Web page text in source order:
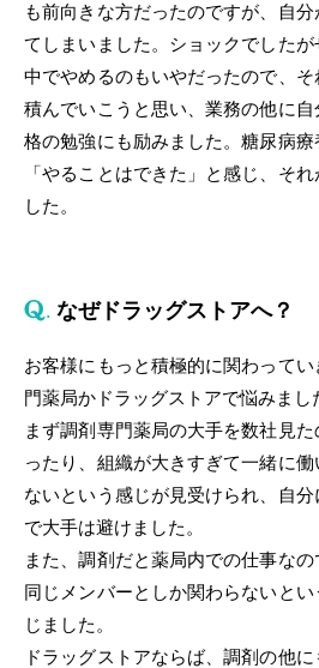
も前向きな方だったのですが、自
てしまいました。ショックでした
中でやめるのもいやだったので、
積んでいこうと思い、業務の他に
格の勉強にも励みました。糖尿病
「やることはできた」と感じ、そ
した。
なぜドラッグストアへ？
お客様にもっと積極的に関わって
門薬局かドラッグストアで悩みまし
まず調剤専門薬局の大手を数社見
ったり、組織が大きすぎて一緒に
ないという感じが見受けられ、自
で大手は避けました。
また、調剤だと薬局内での仕事な
同じメンバーとしか関わらないと
じました。
ドラッグストアならば、調剤の他